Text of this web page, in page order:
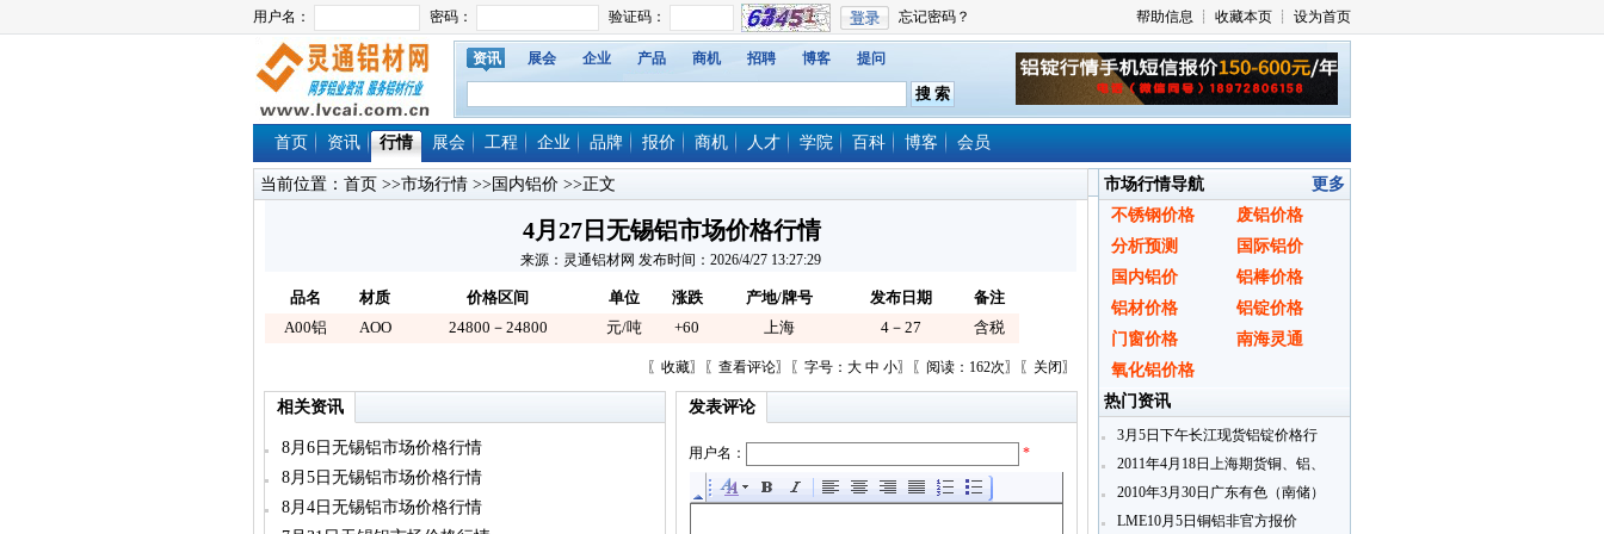
资讯 展会 企业 产品 商机 招聘 博客 提问
首页 资讯 行情 展会 工程 企业 品牌 报价 商机 人才 学院 百科 博客 会员
当前位置： 首页 >>市场行情 >>国内铝价 >>正文
4月27日无锡铝市场价格行情
来源：灵通铝材网 发布时间：2026/4/27 13:27:29
品名 材质 价格区间 单位 涨跌 产地/牌号 发布日期
备注
A00铝
AOO 24800－24800 元/吨 +60 上海 4－27 含税
〖 收藏〗〖 查看评论〗〖字号： 大 中 小〗〖阅读：162次〗〖 关闭〗
相关资讯
8月6日无锡铝市场价格行情
8月5日无锡铝市场价格行情
8月4日无锡铝市场价格行情
发表评论
用户名： *
市场行情导航
更多
不锈钢价格
废铝价格
分析预测
国际铝价
国内铝价
铝棒价格
铝材价格
铝锭价格
门窗价格
南海灵通
氧化铝价格
热门资讯
3月5日下午长江现货铝锭价格行
2011年4月18日上海期货铜、铝、
锌即月开盘行情
2010年3月30日广东有色（南储）
铝锭现货报价
LME10月5日铜铝非官方报价